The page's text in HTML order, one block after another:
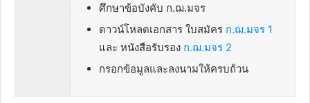
ศึกษาข้อบังคับ ก.ฌ.มจร
ดาวน์โหลดเอกสาร ใบสมัคร ก.ฌ.มจร 1
และ หนังสือรับรอง ก.ฌ.มจร 2
กรอกข้อมูลและลงนามให้ครบถ้วน